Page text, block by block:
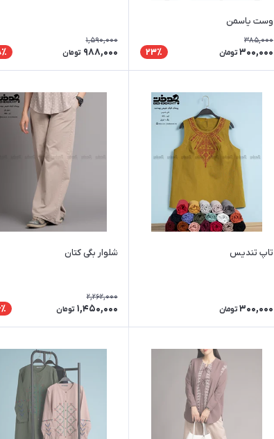
وست یاسمن
385,000
300,000 تومان 23٪
1,590,000
988,000 تومان
تاپ تندیس
300,000 تومان
شلوار بگی کتان
2,262,000
1,450,000 تومان